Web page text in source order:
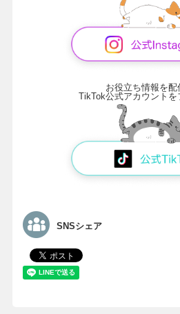
お役立ち情報を配
TikTok公式アカウントを
SNSシェア